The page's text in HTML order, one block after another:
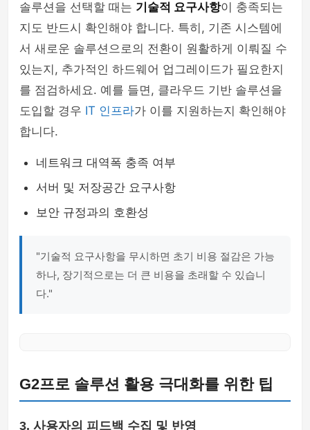
솔루션을 선택할 때는 기술적 요구사항이 충족되는
지도 반드시 확인해야 합니다. 특히, 기존 시스템에
서 새로운 솔루션으로의 전환이 원활하게 이뤄질 수
있는지, 추가적인 하드웨어 업그레이드가 필요한지
를 점검하세요. 예를 들면, 클라우드 기반 솔루션을
도입할 경우 IT 인프라가 이를 지원하는지 확인해야
합니다.
네트워크 대역폭 충족 여부
서버 및 저장공간 요구사항
보안 규정과의 호환성
"기술적 요구사항을 무시하면 초기 비용 절감은 가능
하나, 장기적으로는 더 큰 비용을 초래할 수 있습니
다."
G2프로 솔루션 활용 극대화를 위한 팁
3. 사용자의 피드백 수집 및 반영